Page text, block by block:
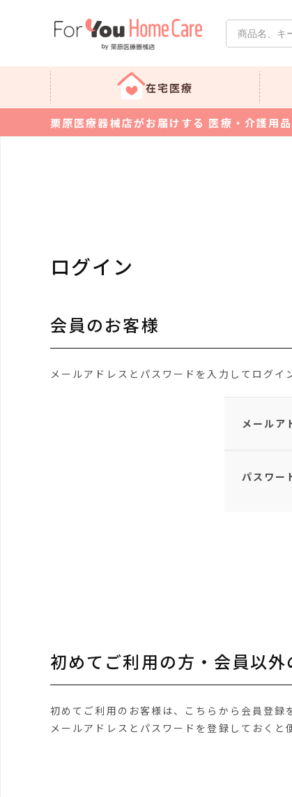
在宅医療
栗原医療器械店がお届けする 医療・介護用
ログイン
会員のお客様
メールアドレスとパスワードを入力してログイ
メールア
パスワー
初めてご利用の方・会員以外
初めてご利用のお客様は、こちらから会員登録
メールアドレスとパスワードを登録しておくと